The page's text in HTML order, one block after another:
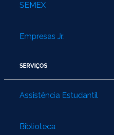
SEMEX
Empresas Jr.
SERVIÇOS
Assistência Estudantil
Biblioteca